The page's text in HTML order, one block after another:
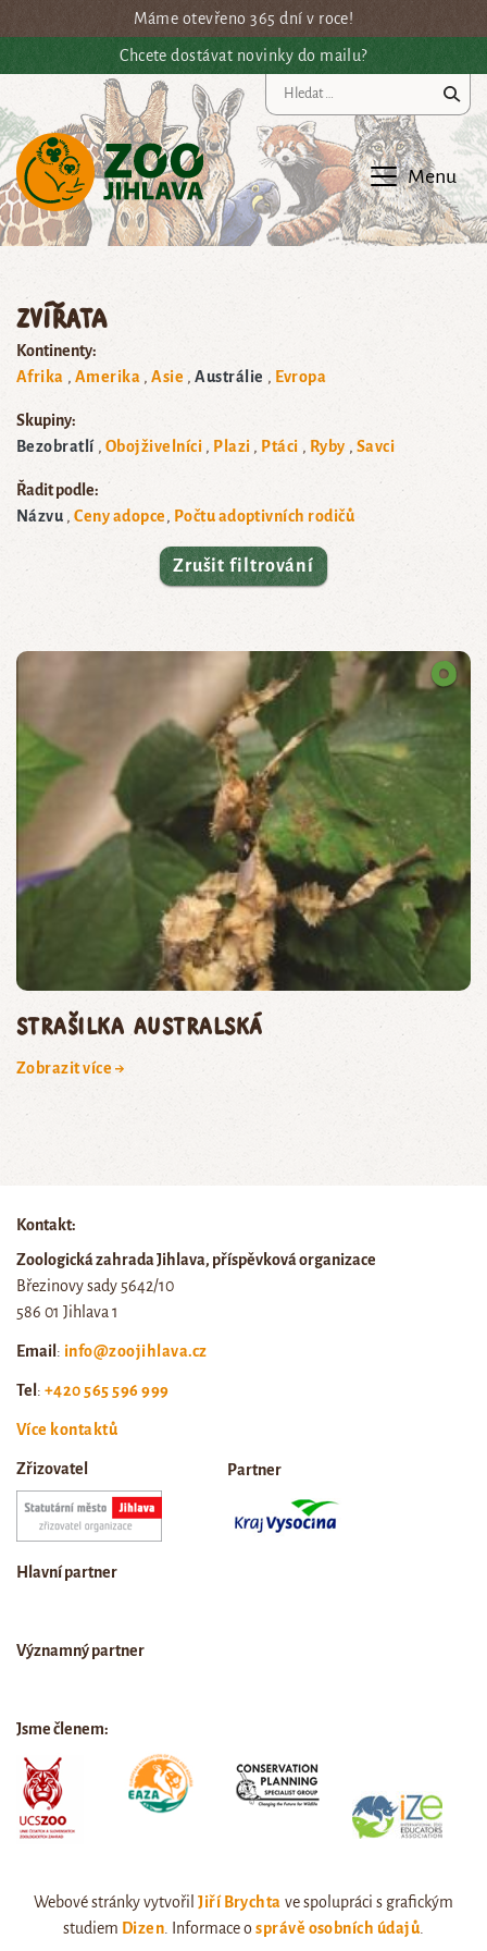
Přejít na hlavní obsahMáme otevřeno 365 dní v roce!
Chcete dostávat novinky do mailu?
Menu
Zvířata
Kontinenty:
Afrika
Amerika Asie Austrálie Evropa
Skupiny:
Bezobratlí
Obojživelníci Plazi Ptáci Ryby Savci
Řadit podle:
Názvu
Ceny adopce Počtu adoptivních rodičů
Zrušit filtrování
Strašilka australská
Zobrazit více →
Kontakt:
Zoologická zahrada Jihlava, příspěvková organizace
Březinovy sady 5642/10
586 01 Jihlava 1
Email : info@zoojihlava.cz
Tel : +420 565 596 999
Více kontaktů
Zřizovatel Partner
Hlavní partner
Významný partner
Jsme členem:
Webové stránky vytvořilJiří Brychta ve spolupráci s grafickým
studiem Dizen . Informace osprávě osobních údajů